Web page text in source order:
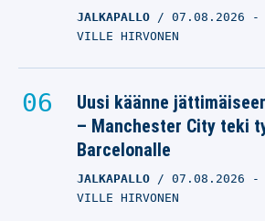
JALKAPALLO 07.08.2026 -
VILLE HIRVONEN
Uusi käänne
– Manchester City teki
Barcelonalle
JALKAPALLO 07.08.2026 -
VILLE HIRVONEN